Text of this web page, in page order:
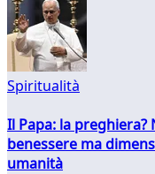
Spiritualità
Il Papa: la preghiera?
benessere ma
umanità